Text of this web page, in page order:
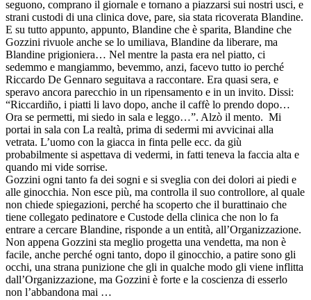
seguono, comprano il giornale e tornano a piazzarsi sui nostri usci, e
strani custodi di una clinica dove, pare, sia stata ricoverata Blandine.
E su tutto appunto, appunto, Blandine che è sparita, Blandine che
Gozzini rivuole anche se lo umiliava, Blandine da liberare, ma
Blandine prigioniera… Nel mentre la pasta era nel piatto, ci
sedemmo e mangiammo, bevemmo, anzi, facevo tutto io perché
Riccardo De Gennaro seguitava a raccontare. Era quasi sera, e
speravo ancora parecchio in un ripensamento e in un invito. Dissi:
“Riccardiño, i piatti li lavo dopo, anche il caffè lo prendo dopo…
Ora se permetti, mi siedo in sala e leggo…”. Alzò il mento. Mi
portai in sala con La realtà, prima di sedermi mi avvicinai alla
vetrata. L’uomo con la giacca in finta pelle ecc. da giù
probabilmente si aspettava di vedermi, in fatti teneva la faccia alta e
quando mi vide sorrise.
Gozzini ogni tanto fa dei sogni e si sveglia con dei dolori ai piedi e
alle ginocchia. Non esce più, ma controlla il suo controllore, al quale
non chiede spiegazioni, perché ha scoperto che il burattinaio che
tiene collegato pedinatore e Custode della clinica che non lo fa
entrare a cercare Blandine, risponde a un entità, all’Organizzazione.
Non appena Gozzini sta meglio progetta una vendetta, ma non è
facile, anche perché ogni tanto, dopo il ginocchio, a patire sono gli
occhi, una strana punizione che gli in qualche modo gli viene inflitta
dall’Organizzazione, ma Gozzini è forte e la coscienza di esserlo
non l’abbandona mai …